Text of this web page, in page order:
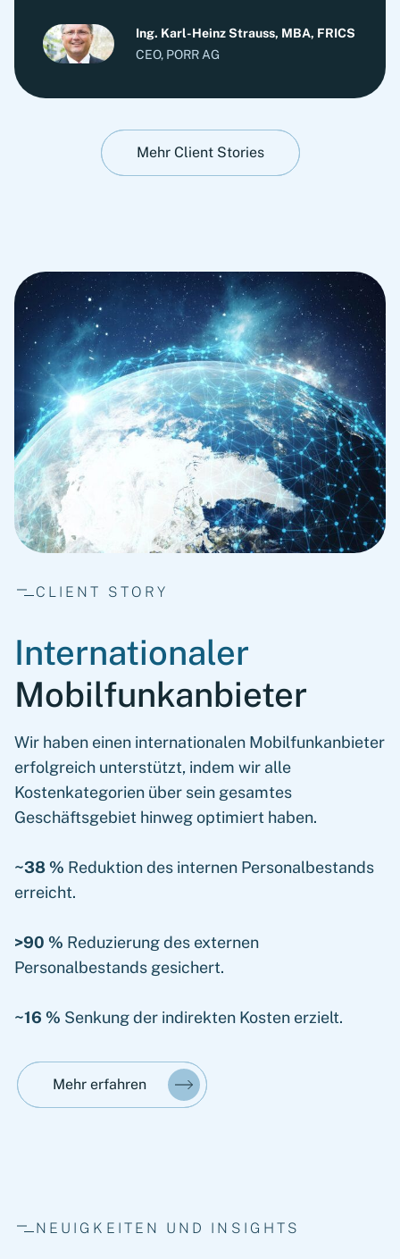
Ing. Karl-Heinz Strauss, MBA, FRICS
CEO, PORR AG
Mehr Client Stories
CLIENT STORY
Internationaler
Mobilfunkanbieter
Wir haben einen internationalen Mobilfunkanbieter
erfolgreich unterstützt, indem wir alle
Kostenkategorien über sein gesamtes
Geschäftsgebiet hinweg optimiert haben.
~38 % Reduktion des internen Personalbestands
erreicht.
>90 % Reduzierung des externen
Personalbestands gesichert.
~16 % Senkung der indirekten Kosten erzielt.
Mehr erfahren
NEUIGKEITEN UND INSIGHTS